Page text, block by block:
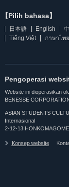
【Pilih bahasa】
日本語 English
Tiếng Việt
ภาษาไทย
Pengoperasi
Website ini dioperasikan
BENESSE
ASIAN STUDENTS
Internasional
2-12-13
Konsep website